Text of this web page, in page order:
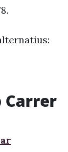
Carrer